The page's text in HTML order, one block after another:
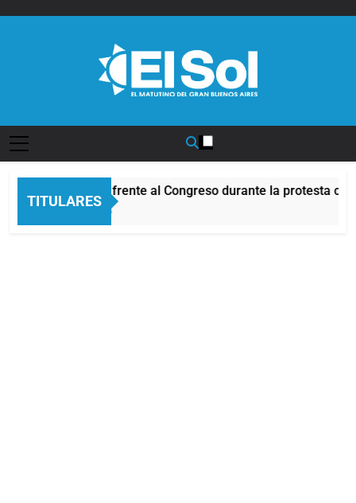
TITULARES
Incidentes frente al Congreso durante la protesta
10 Horas Atrás